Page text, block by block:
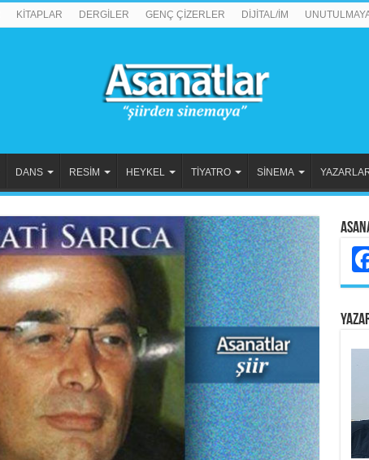
KİTAPLAR DERGİLER GENÇ ÇİZERLER DİJİTAL/İM
DANS RESİM HEYKEL TİYATRO SİNEMA